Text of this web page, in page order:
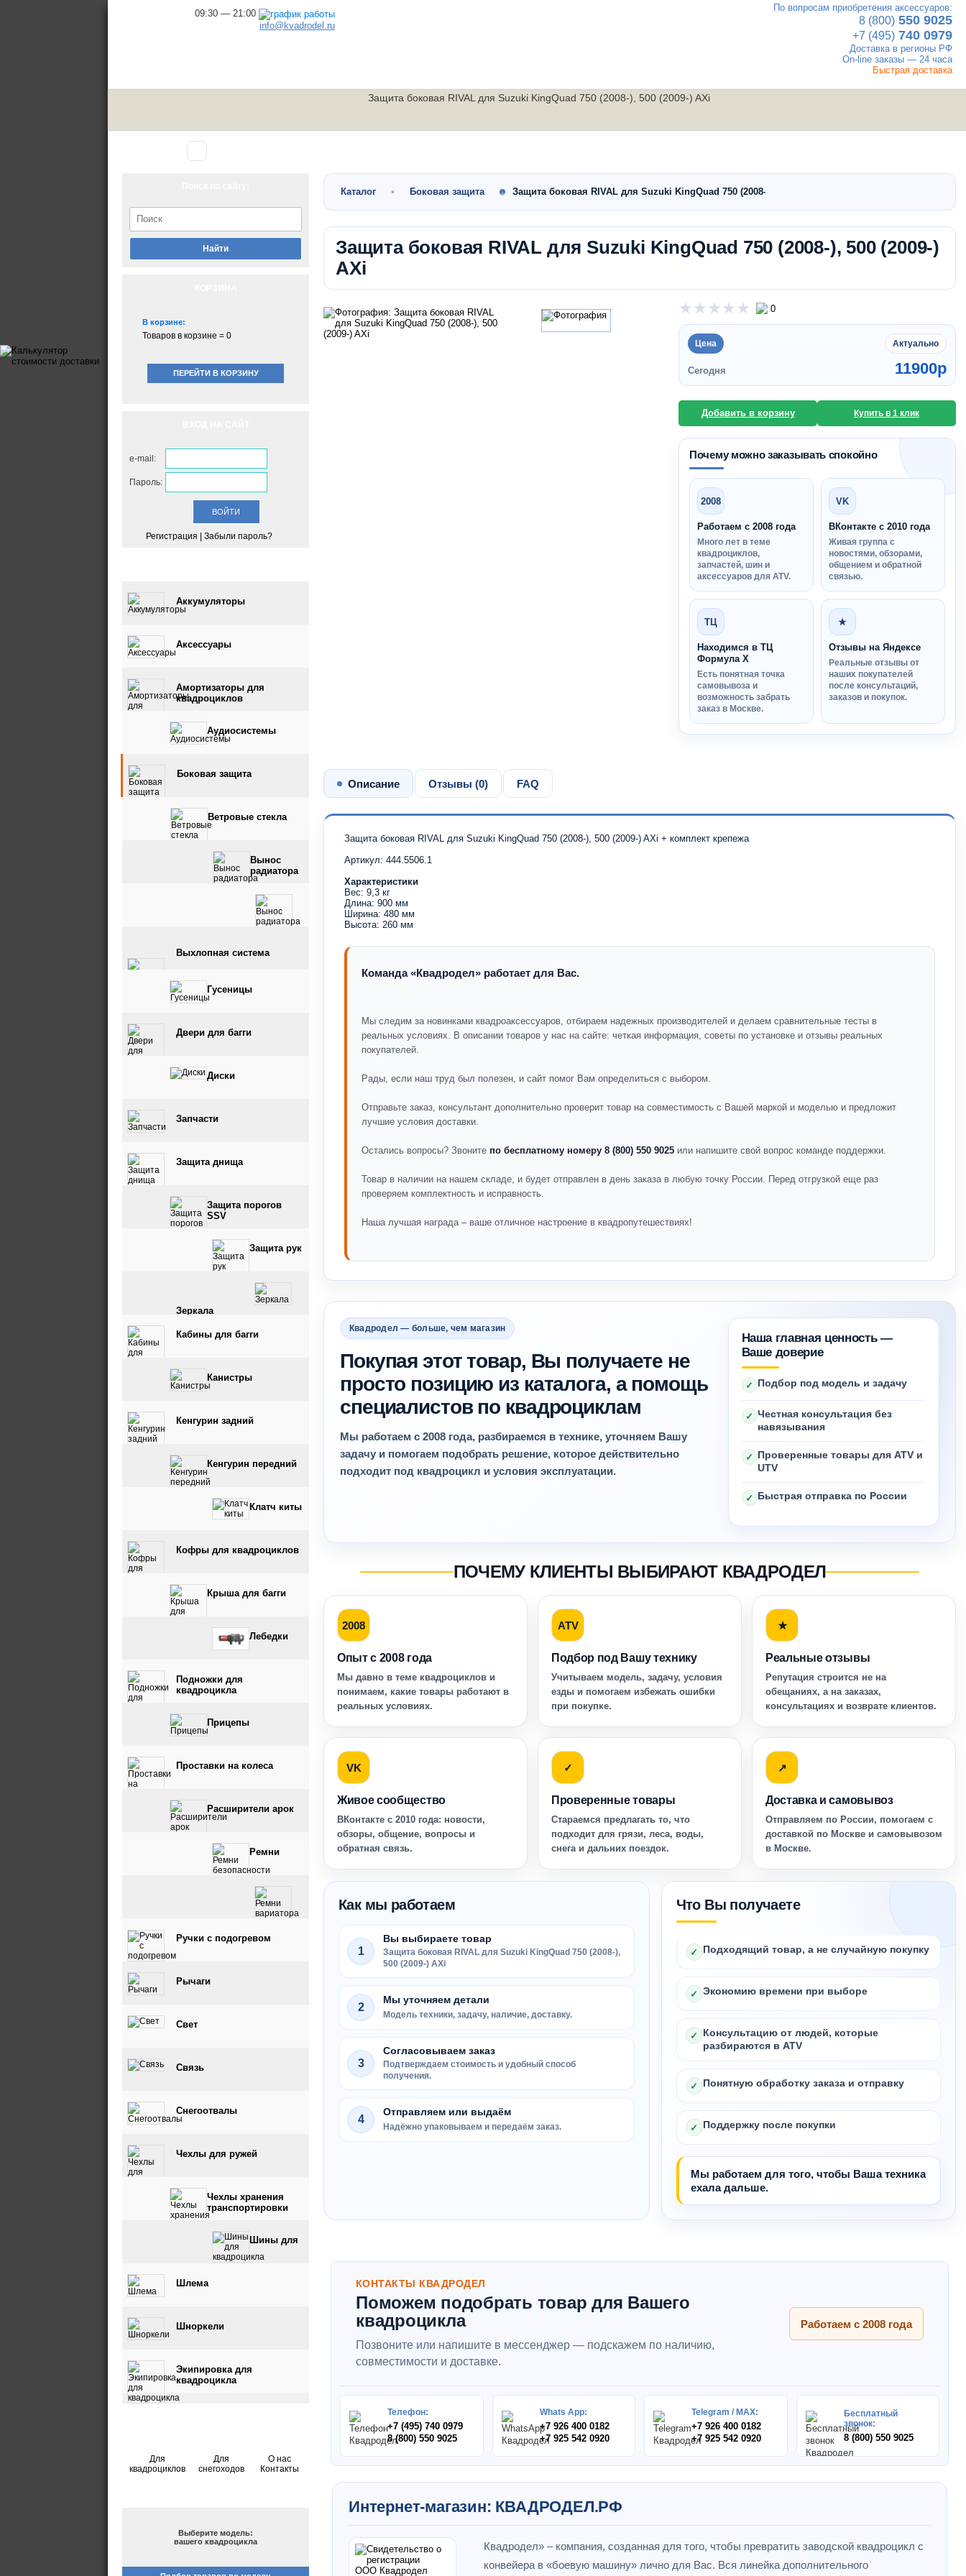
09:30 — 21:00
info@kvadrodel.ru
По вопросам приобретения аксессуаров:
8 (800) 550 9025
+7 (495) 740 0979
Доставка в регионы РФ
On-line заказы — 24 часа
Быстрая доставка
Защита боковая RIVAL для Suzuki KingQuad 750 (2008-), 500 (2009-) AXi
Найти
В корзине:
Товаров в корзине = 0
ПЕРЕЙТИ В КОРЗИНУ
e-mail:
Пароль:
Регистрация Забыли пароль?
Аккумуляторы
Аксессуары
Амортизаторы для
квадроциклов
Аудиосистемы
Боковая защита
Ветровые стекла
Вынос
радиатора
Вынос радиатора и
Выхлопная система
Гусеницы
Двери для багги
Диски
Запчасти
Защита днища
Защита порогов
SSV
Защита рук
Зеркала
Кабины для багги
Канистры
Кенгурин задний
Кенгурин передний
Клатч киты
Кофры для квадроциклов
Крыша для багги
Лебедки
Подножки для
квадроцикла
Прицепы
Проставки на колеса
Расширители арок
Ремни
Ручки с подогревом
Рычаги
Свет
Связь
Снегоотвалы
Чехлы для ружей
Чехлы хранения
транспортировки
Шины для
Шлема
Шноркели
Экипировка для
квадроцикла
Для
квадроциклов
Для
снегоходов
О нас
Контакты
Выберите модель:
вашего квадроцикла
Каталог Боковая защита Защита боковая RIVAL для Suzuki KingQuad 750 (2008-), 500 (2009-) AXi…
Защита боковая RIVAL для Suzuki KingQuad 750 (2008-), 500 (2009-)
AXi
0
Цена Актуально
Сегодня 11900p
Добавить в корзину Купить в 1 клик
Почему можно заказывать спокойно
2008
Работаем с 2008 года
Много лет в теме
квадроциклов,
запчастей, шин и
аксессуаров для ATV.
VK
ВКонтакте с 2010 года
Живая группа с
новостями, обзорами,
общением и обратной
связью.
ТЦ
Находимся в ТЦ
Формула Х
Есть понятная точка
самовывоза и
возможность забрать
заказ в Москве.
★
Отзывы на Яндексе
Реальные отзывы от
наших покупателей
после консультаций,
заказов и покупок.
Описание Отзывы (0) FAQ
Защита боковая RIVAL для Suzuki KingQuad 750 (2008-), 500 (2009-) AXi + комплект крепежа
Артикул: 444.5506.1
Характеристики
Вес: 9,3 кг
Длина: 900 мм
Ширина: 480 мм
Высота: 260 мм
Команда «Квадродел» работает для Вас.
Мы следим за новинками квадроаксессуаров, отбираем надежных производителей и делаем сравнительные тесты в
реальных условиях. В описании товаров у нас на сайте: четкая информация, советы по установке и отзывы реальных
покупателей.
Рады, если наш труд был полезен, и сайт помог Вам определиться с выбором.
Отправьте заказ, консультант дополнительно проверит товар на совместимость с Вашей маркой и моделью и предложит
лучшие условия доставки.
Остались вопросы? Звоните по бесплатному номеру 8 (800) 550 9025 или напишите свой вопрос команде поддержки.
Товар в наличии на нашем складе, и будет отправлен в день заказа в любую точку России. Перед отгрузкой еще раз
проверяем комплектность и исправность.
Наша лучшая награда – ваше отличное настроение в квадропутешествиях!
Квадродел — больше, чем магазин
Покупая этот товар, Вы получаете не
просто позицию из каталога, а помощь
специалистов по квадроциклам
Мы работаем с 2008 года, разбираемся в технике, уточняем Вашу
задачу и помогаем подобрать решение, которое действительно
подходит под квадроцикл и условия эксплуатации.
Наша главная ценность —
Ваше доверие
✓ Подбор под модель и задачу
✓ Честная консультация без
навязывания
✓ Проверенные товары для ATV и
UTV
✓ Быстрая отправка по России
ПОЧЕМУ КЛИЕНТЫ ВЫБИРАЮТ КВАДРОДЕЛ
2008
Опыт с 2008 года
Мы давно в теме квадроциклов и
понимаем, какие товары работают в
реальных условиях.
ATV
Подбор под Вашу технику
Учитываем модель, задачу, условия
езды и помогаем избежать ошибки
при покупке.
★
Реальные отзывы
Репутация строится не на
обещаниях, а на заказах,
консультациях и возврате клиентов.
VK
Живое сообщество
ВКонтакте с 2010 года: новости,
обзоры, общение, вопросы и
обратная связь.
✓
Проверенные товары
Стараемся предлагать то, что
подходит для грязи, леса, воды,
снега и дальних поездок.
↗
Доставка и самовывоз
Отправляем по России, помогаем с
доставкой по Москве и самовывозом
в Москве.
Как мы работаем
1
Вы выбираете товар
Защита боковая RIVAL для Suzuki KingQuad 750 (2008-),
500 (2009-) AXi
2
Мы уточняем детали
Модель техники, задачу, наличие, доставку.
3
Согласовываем заказ
Подтверждаем стоимость и удобный способ
получения.
4
Отправляем или выдаём
Надёжно упаковываем и передаём заказ.
Что Вы получаете
✓ Подходящий товар, а не случайную покупку
✓ Экономию времени при выборе
✓ Консультацию от людей, которые
разбираются в ATV
✓ Понятную обработку заказа и отправку
✓ Поддержку после покупки
Мы работаем для того, чтобы Ваша техника
ехала дальше.
КОНТАКТЫ КВАДРОДЕЛ
Поможем подобрать товар для Вашего
квадроцикла
Позвоните или напишите в мессенджер — подскажем по наличию,
совместимости и доставке.
Работаем с 2008 года
Телефон:
+7 (495) 740 0979
8 (800) 550 9025
Whats App:
+7 926 400 0182
+7 925 542 0920
Telegram / MAX:
+7 926 400 0182
+7 925 542 0920
Бесплатный
звонок:
8 (800) 550 9025
Интернет-магазин: КВАДРОДЕЛ.РФ
Квадродел» – компания, созданная для того, чтобы превратить заводской квадроцикл с
конвейера в «боевую машину» лично для Вас. Вся линейка дополнительного
×